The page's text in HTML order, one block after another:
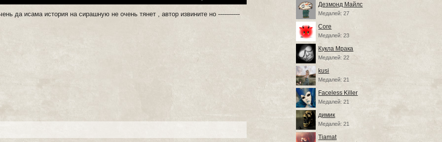
да исама история на сирашную не очень тянет , автор извините но -----------
Дезмонд Майлс
Медалей: 27
Core
Медалей: 23
Кукла Мрака
Медалей: 22
kusi
Медалей: 21
Faceless Killer
Медалей: 21
димик
Медалей: 21
Tiamat